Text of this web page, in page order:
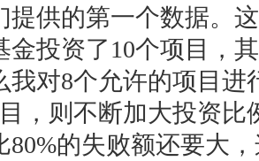
提供的第一个数据。
金投资了10个项目，
我对8个允许的项目
，则不断加大投资比
80%的失败额还要大